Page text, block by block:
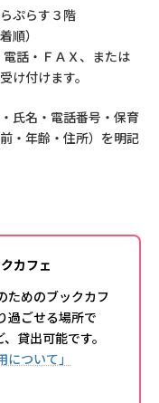
ぷらす３階
順）
話・ＦＡＸ、または
け付けます。
氏名・電話番号・保育
・年齢・住所）を明記
カフェ
ためのブックカフ
過ごせる場所で
貸出可能です。
ついて」